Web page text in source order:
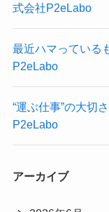
式会社P2eLabo
最近ハマってい
P2eLabo
“運ぶ仕事”の大切
P2eLabo
アーカイブ